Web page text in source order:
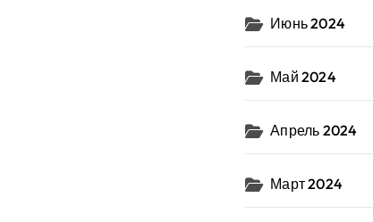
Июнь 2024
Май 2024
Апрель 2024
Март 2024